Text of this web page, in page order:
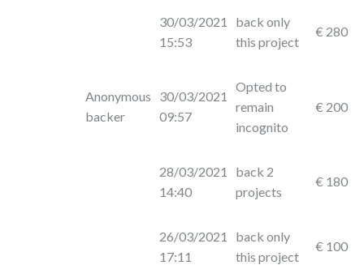
30/03/2021
15:53
back only
this project
€ 280
Anonymous
backer
30/03/2021
09:57
Opted to
remain
incognito
€ 200
28/03/2021
14:40
back 2
projects
€ 180
26/03/2021
17:11
back only
this project
€ 100